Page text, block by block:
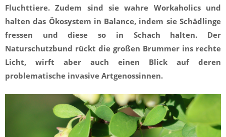
Fluchttiere. Zudem sind sie wahre Workaholics und
halten das Ökosystem in Balance, indem sie Schädlinge
fressen und diese so in Schach halten. Der
Naturschutzbund rückt die großen Brummer ins rechte
Licht, wirft aber auch einen Blick auf deren
problematische invasive Artgenossinnen.